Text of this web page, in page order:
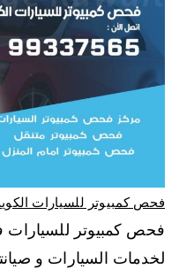
فحص كمبيوتر للسيارات الكويت 98080146‬ فحص كمبيوتر
فحص كمبيوتر
لخدمات السيارات و